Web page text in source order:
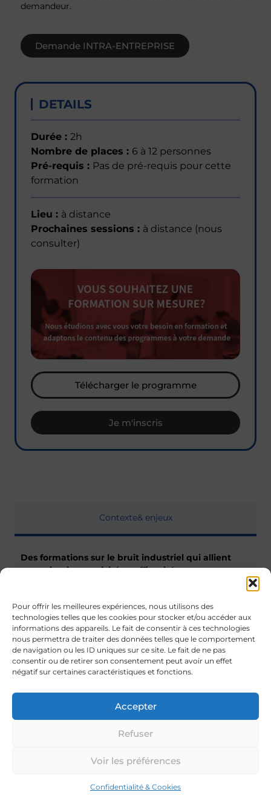
Pour offrir les meilleures expériences, nous utilisons des
technologies telles que les cookies pour stocker et/ou accéder aux
informations des appareils. Le fait de consentir à ces technologies
nous permettra de traiter des données telles que le comportement
de navigation ou les ID uniques sur ce site. Le fait de ne pas
consentir ou de retirer son consentement peut avoir un effet
négatif sur certaines caractéristiques et fonctions.
Accepter
Refuser
Voir les préférences
Confidentialité & Cookies
demandeur.
Demande INTRA-ENTREPRISE
DETAILS
Durée : 2h
Nombre de places : 6 à 12 personnes
Pré-requis : Pas de pré-requis pour cette
formation
Lieu : à distance
Prochaines sessions : à distance (nous
consulter)
Télécharger le programme
Je m'inscris
Contexte& enjeux
Objectifs
Programmerésumé
Des formations sur le bruit industriel qui allient
expertise, interactivité et efficacité.
Perier :
20 ans d’expérience en gestion du bruit au
travail dans le secteur industriel.
Une formatrice capable de s’adapter à
tous les publics pour un apprentissage
optimal.